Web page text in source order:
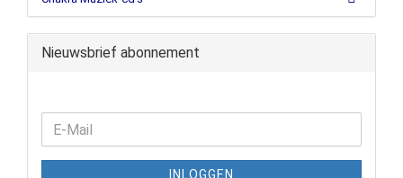
Nieuwsbrief abonnement
INLOGGEN